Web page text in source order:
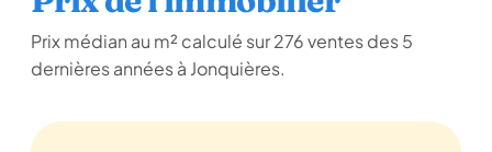
Prix médian au m² calculé sur 276 ventes des 5
dernières années à Jonquières.